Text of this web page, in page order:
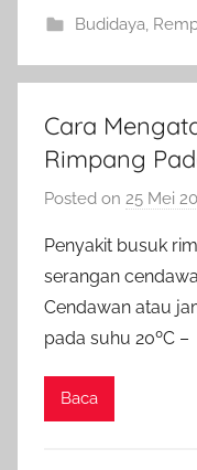
Budidaya,
Cara
Rimpang
Posted on 25 Mei
Penyakit busuk
serangan
Cendawan atau
pada suhu 20ºC –
Baca